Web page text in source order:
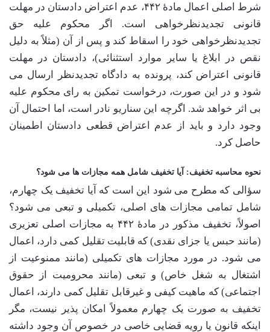
شرط اصلی اعمال مادۀ ۴۴۲، عدم اعتراض دادستان در مهلت
قانونی تجدیدنظرخواهی است. اگر محکوم علیه حق
تجدیدنظرخواهی خود را اسقاط کند و پس از آن (مثلاً به دلیل
نقص در ابلاغ یا سایر موارد استثنائی)، دادستان در مهلت
قانونی اعتراض کند، پرونده به دادگاه تجدیدنظر ارسال می
شود و در این صورت، درخواست تمکین به رای محکوم علیه
بی اثر خواهد شد. اگرچه این سناریو نادر است، اما احتمال آن
وجود دارد و باید از عدم اعتراض قطعی دادستان اطمینان
حاصل کرد.
نحوه محاسبه تخفیف: آیا تخفیف شامل همه مجازات ها می شود؟
سؤالی که مطرح می شود این است که آیا تخفیف یک چهارم،
شامل تمامی مجازات های اصلی، تکمیلی و تبعی می شود؟
اصولاً، تخفیف مذکور در مادۀ ۴۴۲ به مجازات اصلی تعزیری
(مانند حبس یا جزای نقدی) که قابلیت تقلیل کمی دارد، اعمال
می شود. در مورد مجازات های تکمیلی (مانند ممنوعیت از
اشتغال به شغل خاص) و تبعی (مانند محرومیت از حقوق
اجتماعی) که ماهیت کیفی و غیرقابل تقلیل کمی دارند، اعمال
تخفیف به صورت یک چهارم معمولاً امکان پذیر نیست، مگر
اینکه قانون یا رویه قضایی خاصی در خصوص آن وجود داشته